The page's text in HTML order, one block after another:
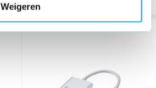
Weigeren